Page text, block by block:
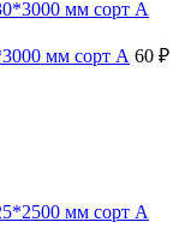
мм сорт А 60 ₽